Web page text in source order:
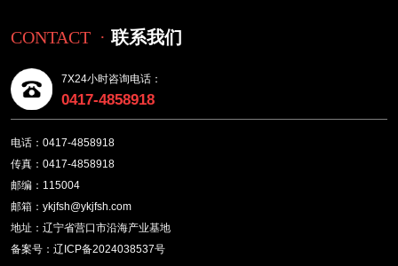
CONTACT · 联系我们
7X24小时咨询电话：
0417-4858918
电话：0417-4858918
传真：0417-4858918
邮编：115004
邮箱：ykjfsh@ykjfsh.com
地址：辽宁省营口市沿海产业基地
备案号：辽ICP备2024038537号